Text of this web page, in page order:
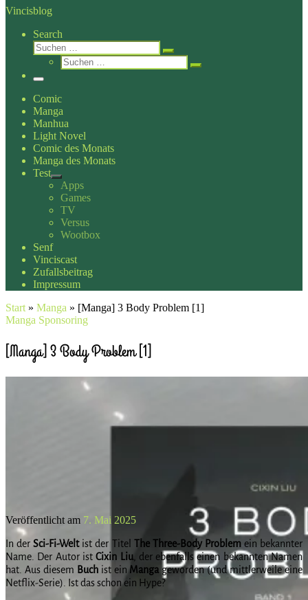
Vincisblog
Search
Suche
Suchen …
Suche
Suchen …
Menü
Comic
Manga
Manhua
Light Novel
Comic des Monats
Manga des Monats
Test
Apps
Games
TV
Versus
Wootbox
Senf
Vinciscast
Zufallsbeitrag
Impressum
Start » Manga » [Manga] 3 Body Problem [1]
Manga Sponsoring
[Manga] 3 Body Problem [1]
Veröffentlicht am 7. Mai 2025
In derSci-Fi-Weltist der Titel The Three-Body Problem ein bekannter
Name. Der Autor istCixin Liu, der ebenfalls einen bekannten Namen
hat. Aus diesem Buchist einManga geworden (und mittlerweile eine
Netflix-Serie). Ist das schon ein Hype?